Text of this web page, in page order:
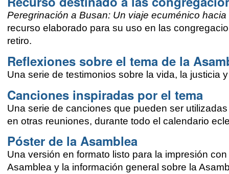
Peregrinación a Busan: Un viaje ecuménico
recurso elaborado para su uso en las
retiro.
Reflexiones sobre el tema de la
Una serie de testimonios sobre la vida, la justicia
Canciones inspiradas por el tema
Una serie de canciones que pueden ser
en otras reuniones, durante todo el calendario
Póster de la Asamblea
Una versión en formato listo para la impresión
Asamblea y la información general sobre la